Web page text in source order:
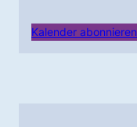
Kalender abonnieren